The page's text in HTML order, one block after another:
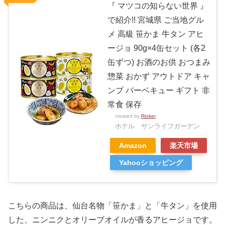
『 マツコの知らない世界 』
で紹介!! 宮城県 ご当地グル
メ 高級 笹かま 牛タン アヒ
ージョ 90g×4缶セット (各2
缶ずつ) お酒のお供 おつまみ
惣菜 おかず アウトドア キャ
ンプ バーベキュー ギフト 非
常食 保存
created by Rinker
ホテル サンライフガーデン
Amazon 楽天市場
Yahooショッピング
こちらの商品は、仙台名物「笹かま」と「牛タン」を使用
した、ニンニクとオリーブオイルが香るアヒージョです。